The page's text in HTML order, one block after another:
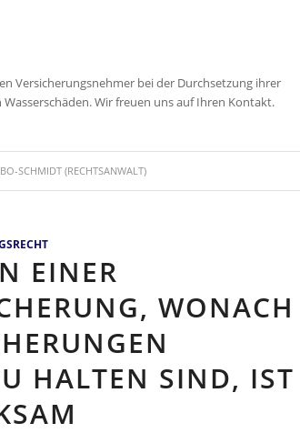
Versicherungsnehmer bei der Durchsetzung ihrer
Wir freuen uns auf Ihren Kontakt.
SCHMIDT (RECHTSANWALT)
EINER
WONACH
HALTEN SIND, IST